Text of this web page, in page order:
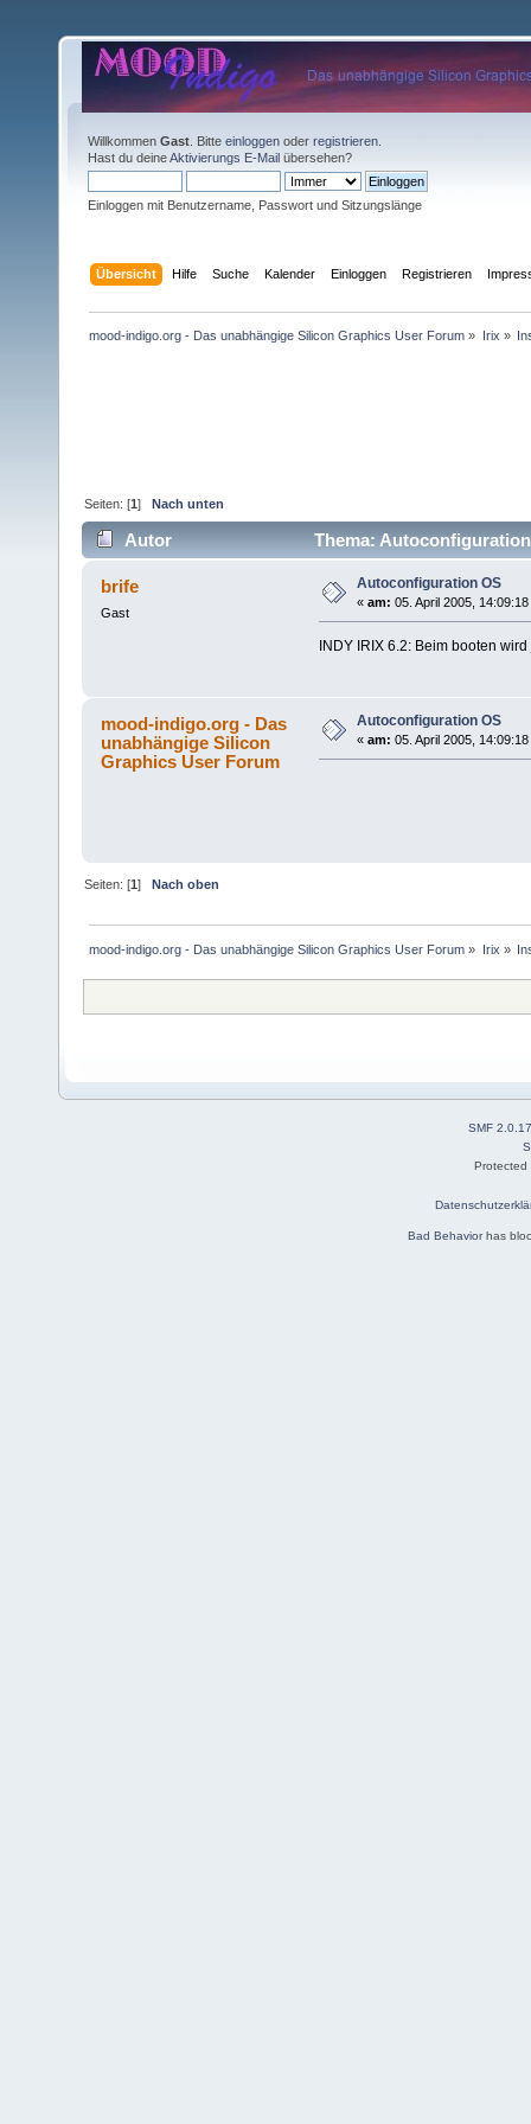
Willkommen Gast . Bitte einloggen oder registrieren
Hast du deineAktivierungs E-Mail übersehen?
Einloggen mit Benutzername, Passwort und Sitzungslänge
Übersicht Hilfe Suche Kalender Einloggen Registrieren
mood-indigo.org - Das unabhängige Silicon Graphics User Forum » Irix »
Seiten: [1]Nach unten
Autor Thema:
brife
Gast
Autoconfiguration OS
« am: 05. April 2005, 14:09:18
INDY IRIX 6.2: Beim booten
mood-indigo.org - Das
unabhängige Silicon
Graphics User Forum
Autoconfiguration OS
« am: 05. April 2005, 14:09:18
Seiten: [1]Nach oben
mood-indigo.org - Das unabhängige Silicon Graphics User Forum » Irix »
SMF 2.0.17
Bad Behaviorhas